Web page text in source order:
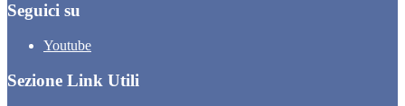
Seguici su
Youtube
Sezione Link Utili